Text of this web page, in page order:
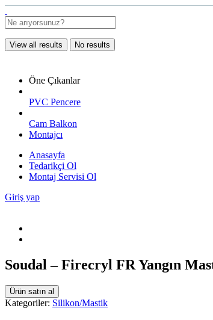
View all results No results
Öne Çıkanlar
PVC Pencere
Cam Balkon
Montajcı
Anasayfa
Tedarikçi Ol
Montaj Servisi Ol
Giriş yap
Soudal – Firecryl FR Yangın
Ürün satın al
Kategoriler: Silikon/Mastik